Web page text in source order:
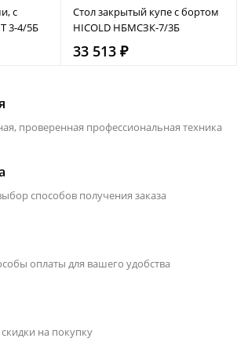
с
3-4/5Б
Стол закрытый купе с бортом
HICOLD НБМСЗК-7/3Б
33 513 ₽
проверенная профессиональная техника
способов получения заказа
оплаты для вашего удобства
на покупку